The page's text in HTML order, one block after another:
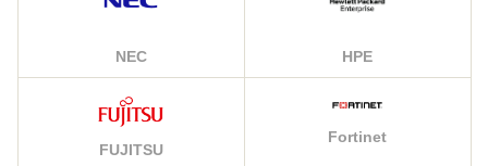
NEC HPE
FUJITSU
Fortinet